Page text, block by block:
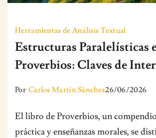
Herramientas de Análisis Textual
Estructuras Paralelísticas
Proverbios: Claves de
Por Carlos Martín Sánchez26/06/2026
El libro de Proverbios, un
práctica y enseñanzas morales, se